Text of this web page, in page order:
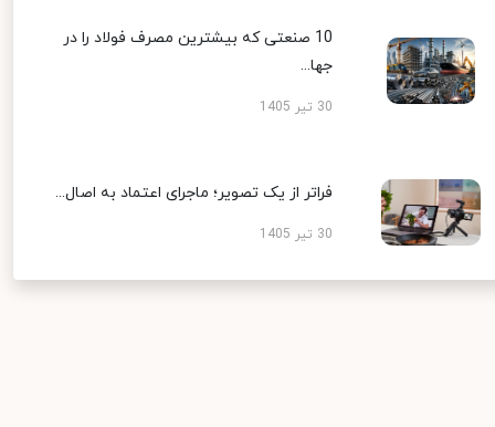
10 صنعتی که بیشترین مصرف فولاد را در
جها...
30 تیر 1405
فراتر از یک تصویر؛ ماجرای اعتماد به اصال...
30 تیر 1405